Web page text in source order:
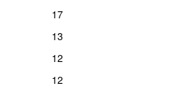
17
13
12
12